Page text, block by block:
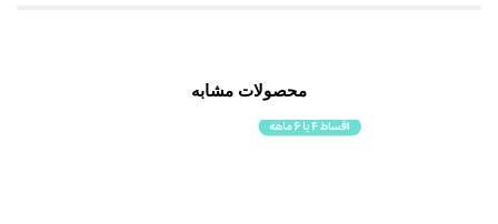
محصولات مشابه